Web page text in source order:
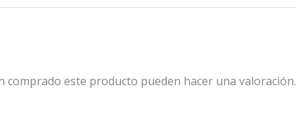
este producto pueden hacer una valoración.